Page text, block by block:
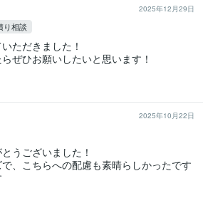
2025年12月29日
り相談
ただきました！
ぜひお願いしたいと思います！
2025年10月22日
うございました！
、こちらへの配慮も素晴らしかったです